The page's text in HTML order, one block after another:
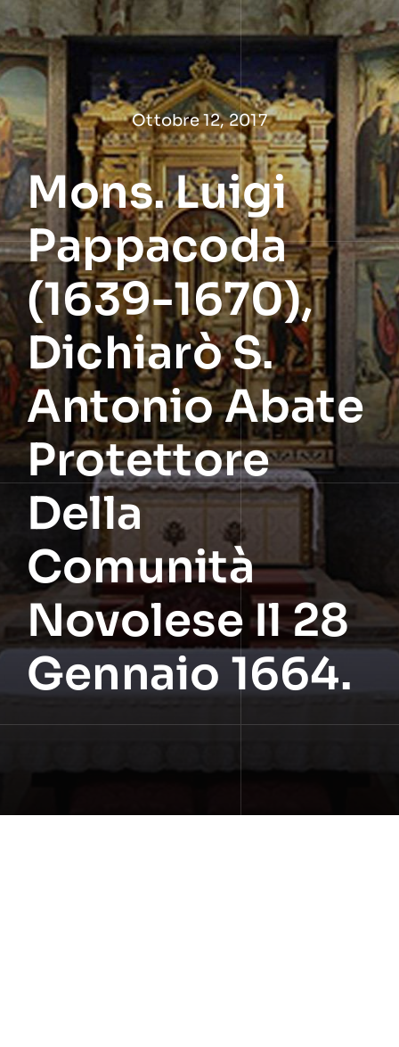
al
contenuto
Ottobre 12, 2017
Mons. Luigi
Pappacoda
(1639-1670),
Dichiarò S.
Antonio Abate
Protettore
Della
Comunità
Novolese Il 28
Gennaio 1664.